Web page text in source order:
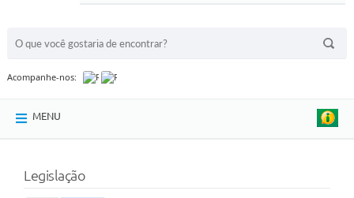
Acompanhe-nos:
MENU
Legislação